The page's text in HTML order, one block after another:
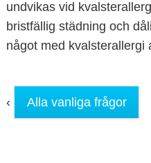
undvikas vid
bristfällig städning och
något med kvalsterallergi
‹ Alla vanliga frågor